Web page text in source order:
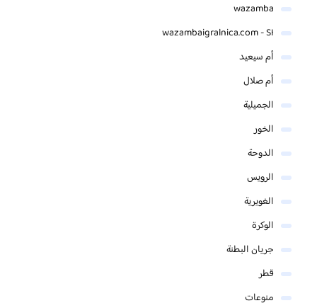
wazamba
wazambaigralnica.com - SI
أم سيعيد
أم صلال
الجميلية
الخور
الدوحة
الرويس
الغويرية
الوكرة
جريان البطنة
قطر
منوعات